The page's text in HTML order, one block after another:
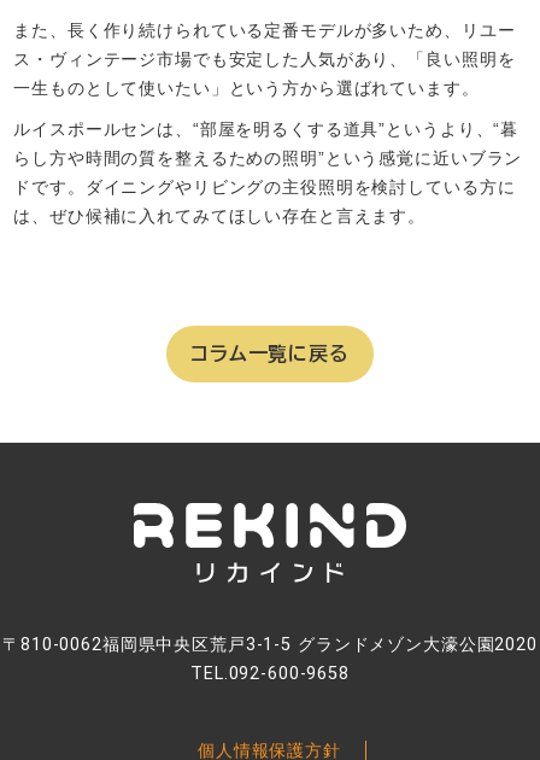
また、長く作り続けられている定番モデルが多いため、リユー
ス・ヴィンテージ市場でも安定した人気があり、「良い照明を
一生ものとして使いたい」という方から選ばれています。
ルイスポールセンは、“部屋を明るくする道具”というより、“暮
らし方や時間の質を整えるための照明”という感覚に近いブラン
ドです。ダイニングやリビングの主役照明を検討している方に
は、ぜひ候補に入れてみてほしい存在と言えます。
コラム一覧に戻る
〒810-0062福岡県中央区荒戸3-1-5 グランドメゾン大濠公園2020
TEL.092-600-9658
個人情報保護方針